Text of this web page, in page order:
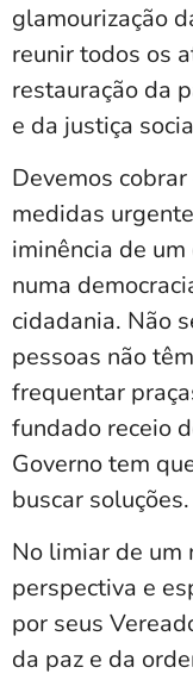
glamourização
reunir todos os
restauração da
e da justiça
Devemos
medidas
iminência de
numa
cidadania. Não
pessoas não
frequentar
fundado receio
Governo tem
buscar soluções.
No limiar de um
perspectiva e
por seus
da paz e da